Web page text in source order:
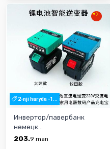
2-nji haryda -1...
Инвертор/павербанк
немецк...
203.9 man